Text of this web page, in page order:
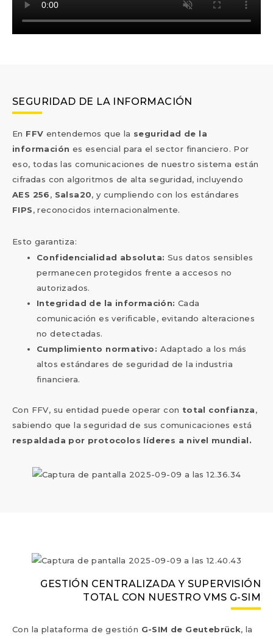
SEGURIDAD DE LA INFORMACIÓN
En FFV entendemos que la seguridad de la
información es esencial para el sector financiero. Por
eso, todas las comunicaciones de nuestro sistema están
cifradas con algoritmos de alta seguridad, incluyendo
AES 256, Salsa20, y cumpliendo con los estándares
FIPS, reconocidos internacionalmente.
Esto garantiza:
Confidencialidad absoluta: Sus datos sensibles
permanecen protegidos frente a accesos no
autorizados.
Integridad de la información: Cada
comunicación es verificable, evitando alteraciones
no detectadas.
Cumplimiento normativo: Adaptado a los más
altos estándares de seguridad de la industria
financiera.
Con FFV, su entidad puede operar con total confianza,
sabiendo que la seguridad de sus comunicaciones está
respaldada por protocolos líderes a nivel mundial.
GESTIÓN CENTRALIZADA Y SUPERVISIÓN
TOTAL CON NUESTRO VMS G-SIM
Con la plataforma de gestión G-SIM de Geutebrück, la